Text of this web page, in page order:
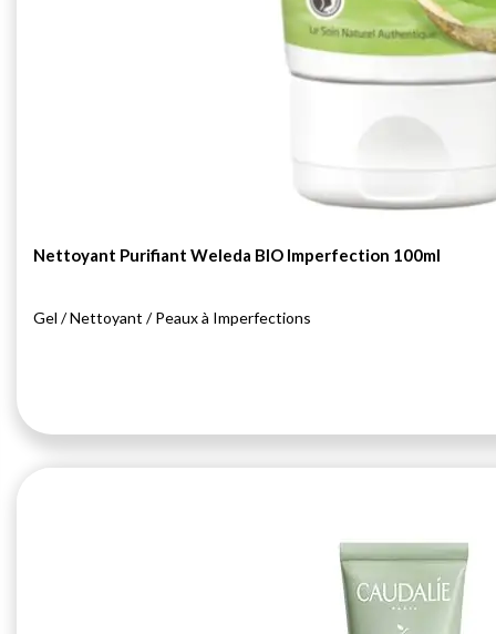
Nettoyant Purifiant Weleda BIO Imperfection 100ml
Gel / Nettoyant / Peaux à Imperfections